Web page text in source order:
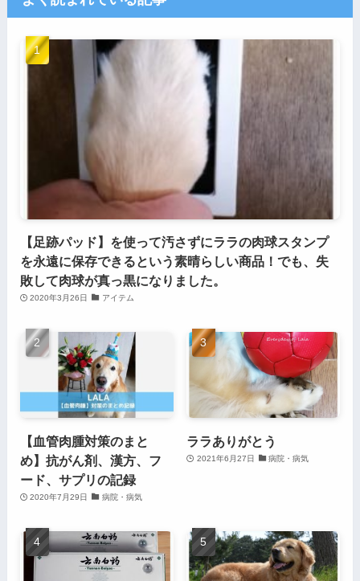
【足跡パッド】を使って汚さずにララの肉球スタンプ
を永遠に保存できるという素晴らしい商品！でも、失
敗して肉球が真っ黒になりました。
2020年3月26日 アイテム
【血管肉腫対策のまと
め】抗がん剤、漢方、フ
ード、サプリの記録
2020年7月29日 病院・病気
ララありがとう
2021年6月27日 病院・病気